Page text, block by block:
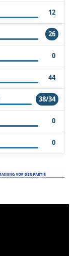
12
26
0
44
38/34
0
0